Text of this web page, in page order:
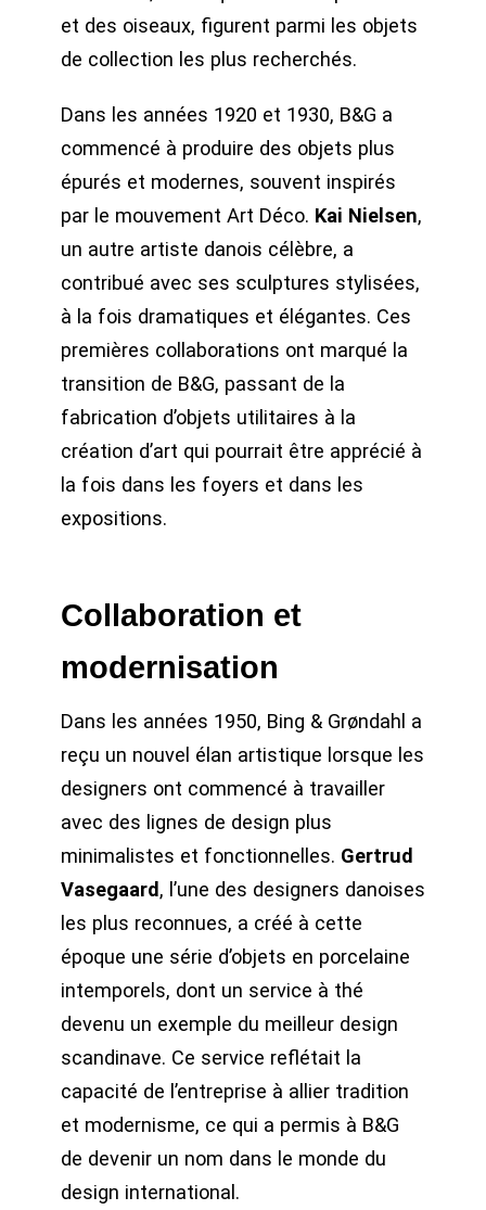
et des oiseaux, figurent parmi les objets
de collection les plus recherchés.
Dans les années 1920 et 1930, B&G a
commencé à produire des objets plus
épurés et modernes, souvent inspirés
par le mouvement Art Déco. Kai Nielsen,
un autre artiste danois célèbre, a
contribué avec ses sculptures stylisées,
à la fois dramatiques et élégantes. Ces
premières collaborations ont marqué la
transition de B&G, passant de la
fabrication d’objets utilitaires à la
création d’art qui pourrait être apprécié à
la fois dans les foyers et dans les
expositions.
Collaboration et
modernisation
Dans les années 1950, Bing & Grøndahl a
reçu un nouvel élan artistique lorsque les
designers ont commencé à travailler
avec des lignes de design plus
minimalistes et fonctionnelles. Gertrud
Vasegaard , l’une des designers danoises
les plus reconnues, a créé à cette
époque une série d’objets en porcelaine
intemporels, dont un service à thé
devenu un exemple du meilleur design
scandinave. Ce service reflétait la
capacité de l’entreprise à allier tradition
et modernisme, ce qui a permis à B&G
de devenir un nom dans le monde du
design international.